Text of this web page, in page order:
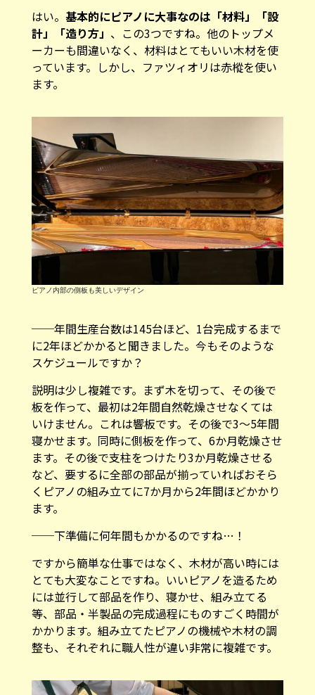
はい。 基本的にピアノに大事なのは「材料」「設
計」「造り方」 、この3つですね。他のトップメ
ーカーも間違いなく、材料はとてもいい木材を使
っています。しかし、ファツィオリは赤樅を使い
ます。
ピアノ内部の側板も美しいデザイン
──年間生産台数は145台ほど、1台完成するまで
に2年ほどかかると聞きました。今もそのような
スケジュールですか？
説明は少し複雑です。まず木を切って、その後で
板を作って、最初は2年間自然乾燥させなくては
いけません。これは響板です。その後で3～5年間
寝かせます。同時に側板を作って、6か月乾燥させ
ます。その後で支柱をつけたり3か月乾燥させる
など、要するに全部の部品が揃っていればおそら
くピアノの組み立てに7か月から2年間ほどかかり
ます。
──下準備に何年間もかかるのですね…！
ですから簡単な仕事ではなく、木材が高い時には
とても大変なことですね。いいピアノを造るため
には並行して部品を作り、寝かせ、組み立てる
等、部品・半製品の完成過程にものすごく時間が
かかります。組み立てたピアノの機械や木材の調
整も、それぞれに職人性が違い非常に複雑です。